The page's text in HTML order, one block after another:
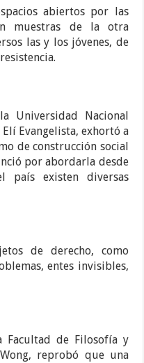
abiertos por las
muestras de la otra
las y los jóvenes, de
Universidad Nacional
Evangelista, exhortó a
de construcción social
por abordarla desde
país existen diversas
de derecho, como
entes invisibles,
Facultad de Filosofía y
reprobó que una